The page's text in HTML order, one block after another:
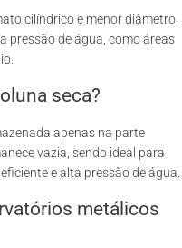
cilíndrico e menor diâmetro,
pressão de água, como áreas
seca?
apenas na parte
vazia, sendo ideal para
e alta pressão de água.
metálicos